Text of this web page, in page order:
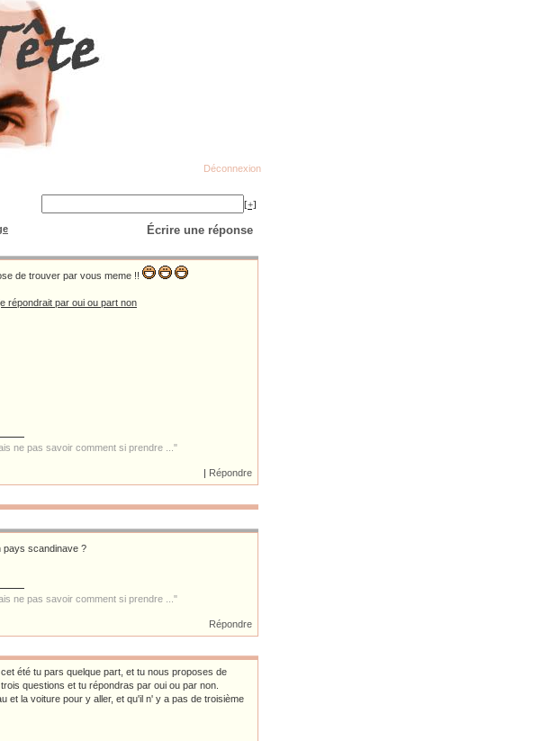
Déconnexion
[+]
Écrire une réponse
de trouver par vous meme !!
répondrait par oui ou part non
ne pas savoir comment si prendre ..."
| Répondre
pays scandinave ?
ne pas savoir comment si prendre ..."
Répondre
été tu pars quelque part, et tu nous proposes de
questions et tu répondras par oui ou par non.
et la voiture pour y aller, et qu'il n' y a pas de troisième